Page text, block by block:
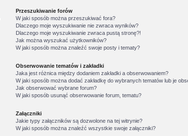
Przeszukiwanie forów
W jaki sposób można przeszukiwać fora?
Dlaczego moje wyszukiwanie nie zwraca wyników?
Dlaczego moje wyszukiwanie zwraca pustą stronę?!
Jak można wyszukać użytkowników?
W jaki sposób można znaleźć swoje posty i tematy?
Obserwowanie tematów i zakładki
Jaka jest różnica między dodaniem zakładki a obserwowaniem?
W jaki sposób można dodać zakładkę do wybranych tematów lub je
Jak obserwować wybrane forum?
W jaki sposób usunąć obserwowanie forum, tematu?
Załączniki
Jakie typy załączników są dozwolone na tej witrynie?
W jaki sposób można znaleźć wszystkie swoje załączniki?